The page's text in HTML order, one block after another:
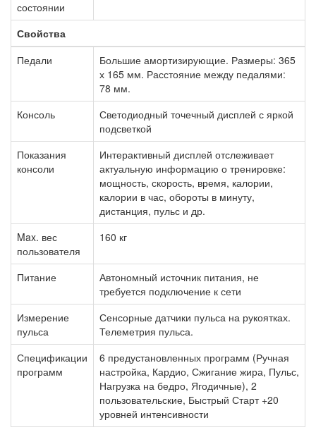
состоянии
Свойства
Педали
Большие амортизирующие. Размеры: 365
х 165 мм. Расстояние между педалями:
78 мм.
Консоль
Светодиодный точечный дисплей с яркой
подсветкой
Показания
консоли
Интерактивный дисплей отслеживает
актуальную информацию о тренировке:
мощность, скорость, время, калории,
калории в час, обороты в минуту,
дистанция, пульс и др.
Max. вес
пользователя
160 кг
Питание
Автономный источник питания, не
требуется подключение к сети
Измерение
пульса
Сенсорные датчики пульса на рукоятках.
Телеметрия пульса.
Спецификации
программ
6 предустановленных программ (Ручная
настройка, Кардио, Сжигание жира, Пульс,
Нагрузка на бедро, Ягодичные), 2
пользовательские, Быстрый Старт +20
уровней интенсивности